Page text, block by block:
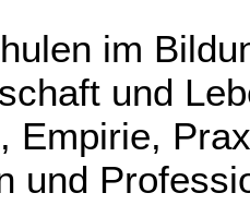
im
und